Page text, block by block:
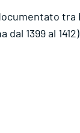
tra
dal 1399 al 1412)